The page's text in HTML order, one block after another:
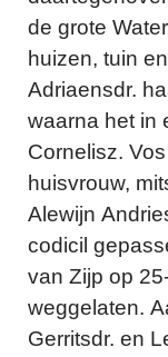
de grote
huizen, tuin
Adriaensdr.
waarna het in
Cornelisz.
huisvrouw,
Alewijn
codicil
van Zijp op
weggelaten.
Gerritsdr. en